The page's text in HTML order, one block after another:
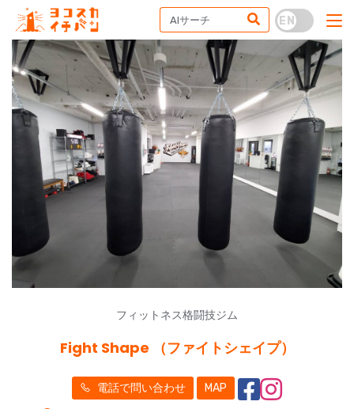
フィットネス格闘技ジム
Fight Shape （ファイトシェイプ）
電話で問い合わせ MAP